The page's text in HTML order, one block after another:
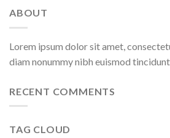
ABOUT
Lorem ipsum dolor sit amet,
diam nonummy nibh euismod tincidunt.
RECENT COMMENTS
TAG CLOUD